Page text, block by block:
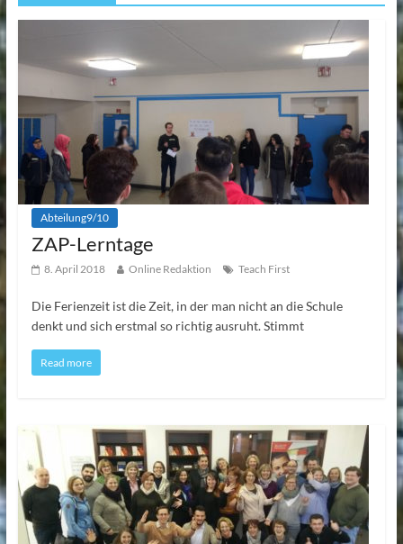
Abteilung9/10
ZAP-Lerntage
8. April 2018 Online Redaktion Teach First
Die Ferienzeit ist die Zeit, in der man nicht an die Schule
denkt und sich erstmal so richtig ausruht. Stimmt
Read more